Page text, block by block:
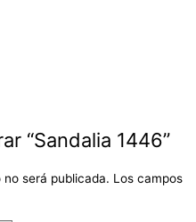
“Sandalia 1446”
será publicada. Los campos